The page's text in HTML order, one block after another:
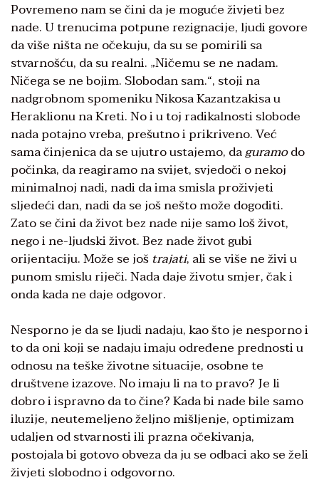
Povremeno nam se čini da je moguće živjeti bez
nade. U trenucima potpune rezignacije, ljudi govore
da više ništa ne očekuju, da su se pomirili sa
stvarnošću, da su realni. „Ničemu se ne nadam.
Ničega se ne bojim. Slobodan sam.“, stoji na
nadgrobnom spomeniku Nikosa Kazantzakisa u
Heraklionu na Kreti. No i u toj radikalnosti slobode
nada potajno vreba, prešutno i prikriveno. Već
sama činjenica da se ujutro ustajemo, daguramodo
počinka, da reagiramo na svijet, svjedoči o nekoj
minimalnoj nadi, nadi da ima smisla proživjeti
sljedeći dan, nadi da se još nešto može dogoditi.
Zato se čini da život bez nade nije samo loš život,
nego i ne-ljudski život. Bez nade život gubi
orijentaciju. Može se još trajati, ali se više ne živi u
punom smislu riječi. Nada daje životu smjer, čak i
onda kada ne daje odgovor.
Nesporno je da se ljudi nadaju, kao što je nesporno i
to da oni koji se nadaju imaju određene prednosti u
odnosu na teške životne situacije, osobne te
društvene izazove. No imaju li na to pravo? Je li
dobro i ispravno da to čine? Kada bi nade bile samo
iluzije, neutemeljeno željno mišljenje, optimizam
udaljen od stvarnosti ili prazna očekivanja,
postojala bi gotovo obveza da ju se odbaci ako se želi
živjeti slobodno i odgovorno.